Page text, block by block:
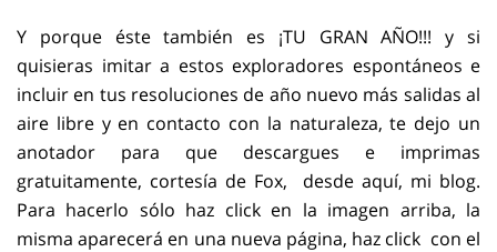
Y porque éste también es ¡TU GRAN AÑO!!! y si
quisieras imitar a estos exploradores espontáneos e
incluir en tus resoluciones de año nuevo más salidas al
aire libre y en contacto con la naturaleza, te dejo un
anotador para que descargues e imprimas
gratuitamente, cortesía de Fox, desde aquí, mi blog.
Para hacerlo sólo haz click en la imagen arriba, la
misma aparecerá en una nueva página, haz click con el